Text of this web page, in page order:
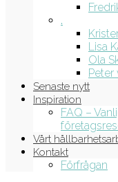
.
Lisa
Ola
Senaste nytt
Inspiration
FAQ –
Vårt
Kontakt
Förfrågan